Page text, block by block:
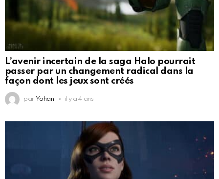
L’avenir incertain de la saga Halo pourrait
passer par un changement radical dans la
façon dont les jeux sont créés
par Yohan il y a 4 ans